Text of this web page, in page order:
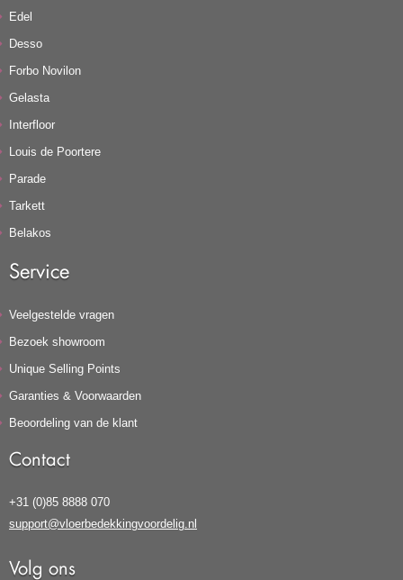
Edel
Desso
Forbo Novilon
Gelasta
Interfloor
Louis de Poortere
Parade
Tarkett
Belakos
Service
Veelgestelde vragen
Bezoek showroom
Unique Selling Points
Garanties & Voorwaarden
Beoordeling van de klant
Contact
+31 (0)85 8888 070
support@vloerbedekkingvoordelig.nl
Volg ons